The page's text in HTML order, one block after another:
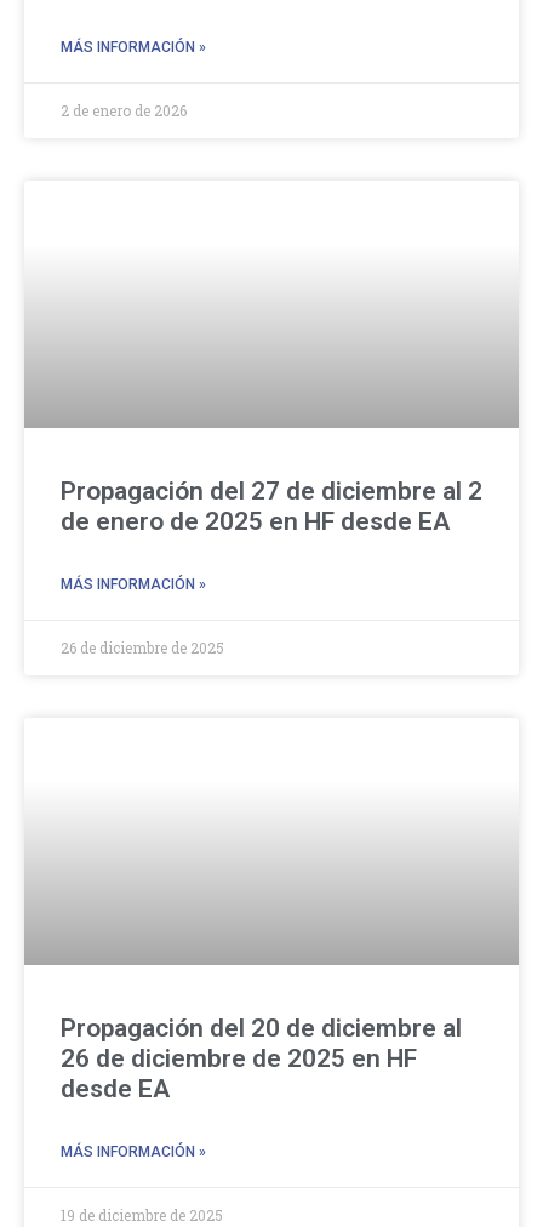
MÁS INFORMACIÓN »
2 de enero de 2026
Propagación del 27 de diciembre al 2
de enero de 2025 en HF desde EA
MÁS INFORMACIÓN »
26 de diciembre de 2025
Propagación del 20 de diciembre al
26 de diciembre de 2025 en HF
desde EA
MÁS INFORMACIÓN »
19 de diciembre de 2025